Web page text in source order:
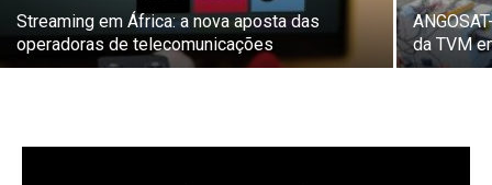
Streaming em África: a nova aposta das
operadoras de telecomunicações
da TVM